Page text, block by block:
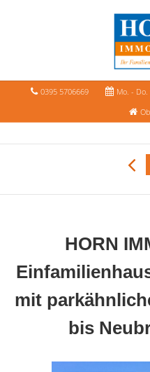
0395 5706669
Mo. -
HORN
mit
bis